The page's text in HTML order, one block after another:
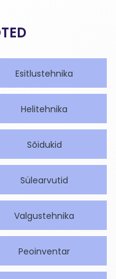
Esitlustehnika
Helitehnika
Sõidukid
Sülearvutid
Valgustehnika
Peoinventar